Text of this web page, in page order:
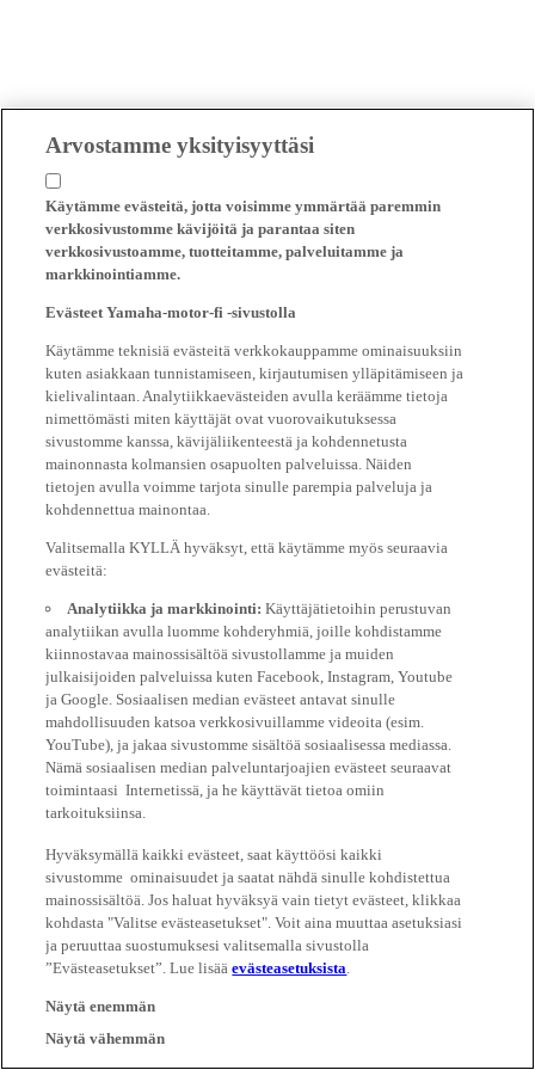
Arvostamme yksityisyyttäsi
Käytämme evästeitä, jotta voisimme ymmärtää paremmin
verkkosivustomme kävijöitä ja parantaa siten
verkkosivustoamme, tuotteitamme, palveluitamme ja
markkinointiamme.
Evästeet Yamaha-motor-fi -sivustolla
Käytämme teknisiä evästeitä verkkokauppamme ominaisuuksiin
kuten asiakkaan tunnistamiseen, kirjautumisen ylläpitämiseen ja
kielivalintaan. Analytiikkaevästeiden avulla keräämme tietoja
nimettömästi miten käyttäjät ovat vuorovaikutuksessa
sivustomme kanssa, kävijäliikenteestä ja kohdennetusta
mainonnasta kolmansien osapuolten palveluissa. Näiden
tietojen avulla voimme tarjota sinulle parempia palveluja ja
kohdennettua mainontaa.
Valitsemalla KYLLÄ hyväksyt, että käytämme myös seuraavia
evästeitä:
Analytiikka ja markkinointi:Käyttäjätietoihin perustuvan
analytiikan avulla luomme kohderyhmiä, joille kohdistamme
kiinnostavaa mainossisältöä sivustollamme ja muiden
julkaisijoiden palveluissa kuten Facebook, Instagram, Youtube
ja Google. Sosiaalisen median evästeet antavat sinulle
mahdollisuuden katsoa verkkosivuillamme videoita (esim.
YouTube), ja jakaa sivustomme sisältöä sosiaalisessa mediassa.
Nämä sosiaalisen median palveluntarjoajien evästeet seuraavat
toimintaasi Internetissä, ja he käyttävät tietoa omiin
tarkoituksiinsa.
Hyväksymällä kaikki evästeet, saat käyttöösi kaikki
sivustomme ominaisuudet ja saatat nähdä sinulle kohdistettua
mainossisältöä. Jos haluat hyväksyä vain tietyt evästeet, klikkaa
kohdasta "Valitse evästeasetukset". Voit aina muuttaa asetuksiasi
ja peruuttaa suostumuksesi valitsemalla sivustolla
”Evästeasetukset”. Lue lisääevästeasetuksista
Näytä enemmän
Näytä vähemmän